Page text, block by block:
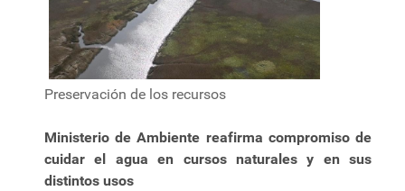
Preservación de los recursos
Ministerio de Ambiente reafirma compromiso de
cuidar el agua en cursos naturales y en sus
distintos usos